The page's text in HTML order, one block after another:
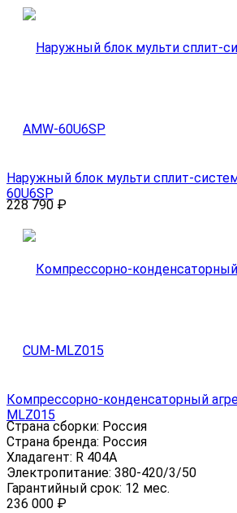
Наружный блок мульти сплит-
60U6SP
228 790 ₽
Компрессорно-конденсаторный
MLZ015
Страна сборки: Россия
Страна бренда: Россия
Хладагент: R 404A
Электропитание: 380-420/3/50
Гарантийный срок: 12 мес.
236 000 ₽